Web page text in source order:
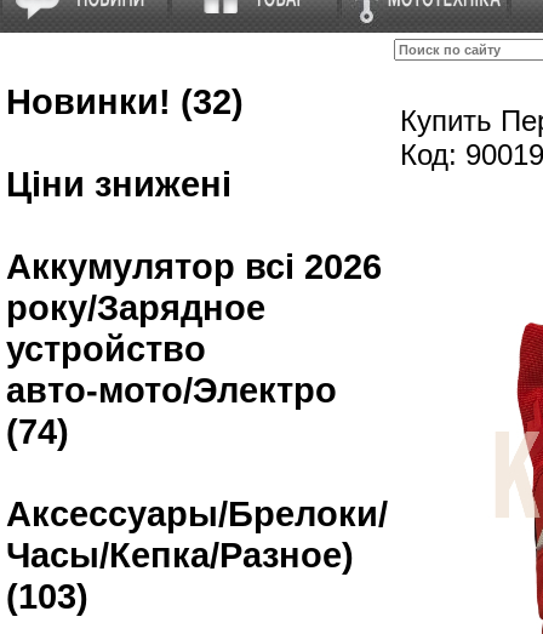
Новинки! (32)
Ціни знижені
Аккумулятор всі 2026
року/Зарядное
устройство
авто-мото/Электро
(74)
Аксессуары/Брелоки/
Часы/Кепка/Разное)
(103)
Купить
Код: